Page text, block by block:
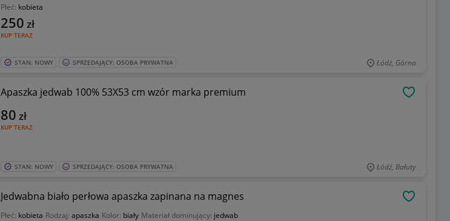
Płeć: kobieta
KUP TERAZ
250 zł
STAN: NOWY SPRZEDAJĄCY: OSOBA PRYWATNA Łódź, Górna
Apaszka jedwab 100% 53X53 cm wzór marka premium
KUP TERAZ
80 zł
STAN: NOWY SPRZEDAJĄCY: OSOBA PRYWATNA Łódź, Bałuty
Jedwabna biało perłowa apaszka zapinana na magnes
Płeć: kobieta Rodzaj: apaszka Kolor: biały Materiał dominujący: jedwab